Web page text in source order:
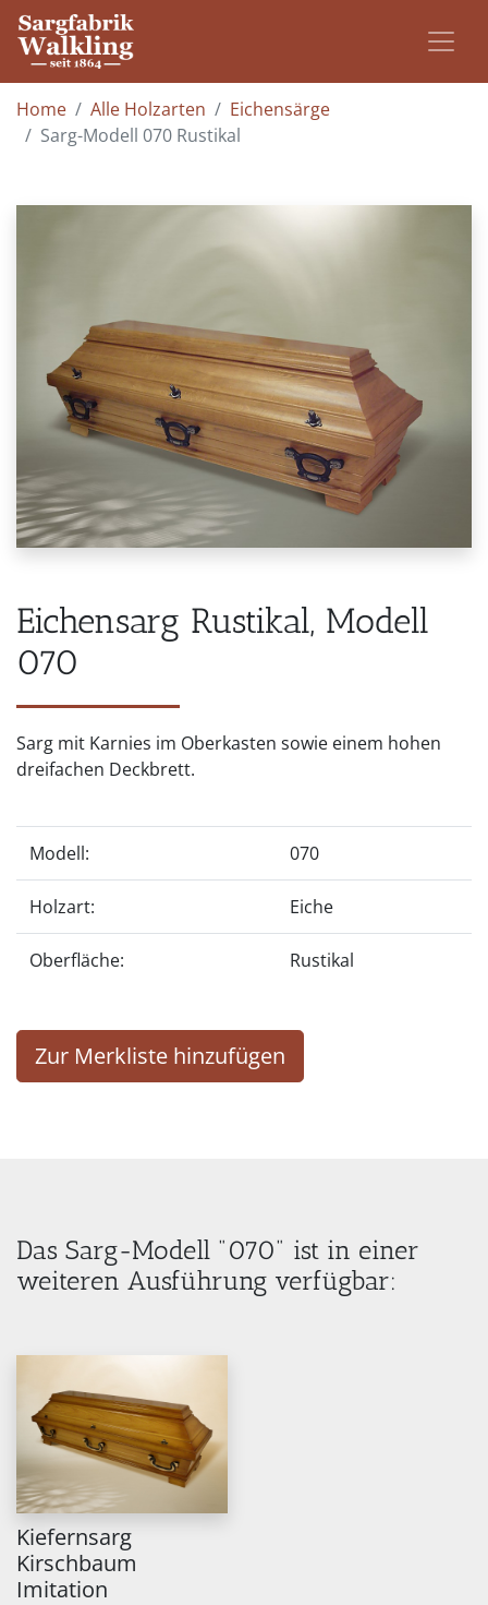
Home Alle Holzarten
Eichensärge
Sarg-Modell 070 Rustikal
Eichensarg Rustikal, Modell
070
Sarg mit Karnies im Oberkasten sowie einem hohen
dreifachen Deckbrett.
Modell: 070
Holzart: Eiche
Oberfläche: Rustikal
Zur Merkliste hinzufügen
Das Sarg-Modell "070" ist in einer
weiteren Ausführung verfügbar:
Kiefernsarg
Kirschbaum
Imitation